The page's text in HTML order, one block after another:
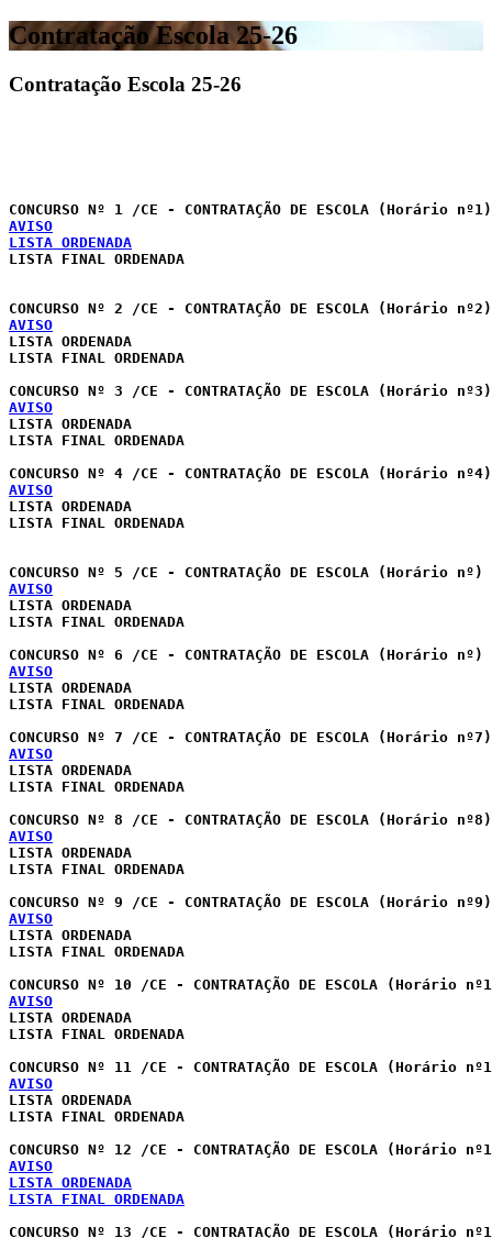
Contratação Escola 25-26
Contratação Escola 25-26
AVISO
LISTA ORDENADA
LISTA FINAL ORDENADA
AVISO
LISTA ORDENADA
LISTA FINAL ORDENADA
AVISO
LISTA ORDENADA
LISTA FINAL ORDENADA
AVISO
LISTA ORDENADA
LISTA FINAL ORDENADA
CONCURSO Nº 5 /CE - CONTRATAÇÃO DE ESCOLA
AVISO
LISTA ORDENADA
LISTA FINAL ORDENADA
AVISO
LISTA ORDENADA
LISTA FINAL ORDENADA
AVISO
LISTA ORDENADA
LISTA FINAL ORDENADA
AVISO
LISTA ORDENADA
LISTA FINAL ORDENADA
AVISO
LISTA ORDENADA
LISTA FINAL ORDENADA
AVISO
LISTA ORDENADA
LISTA FINAL ORDENADA
AVISO
LISTA ORDENADA
LISTA FINAL ORDENADA
AVISO
LISTA ORDENADA
LISTA FINAL ORDENADA
CONCURSO Nº 13 /CE - CONTRATAÇÃO DE ESCOLA